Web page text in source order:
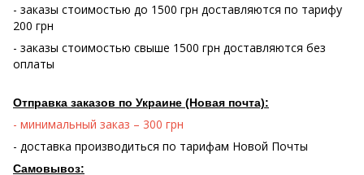
- заказы стоимостью до 1500 грн доставляются по тарифу
200 грн
- заказы стоимостью свыше 1500 грн доставляются без
оплаты
Отправка заказов по Украине (Новая почта):
- минимальный заказ – 300 грн
- доставка производиться по тарифам Новой Почты
Самовывоз: